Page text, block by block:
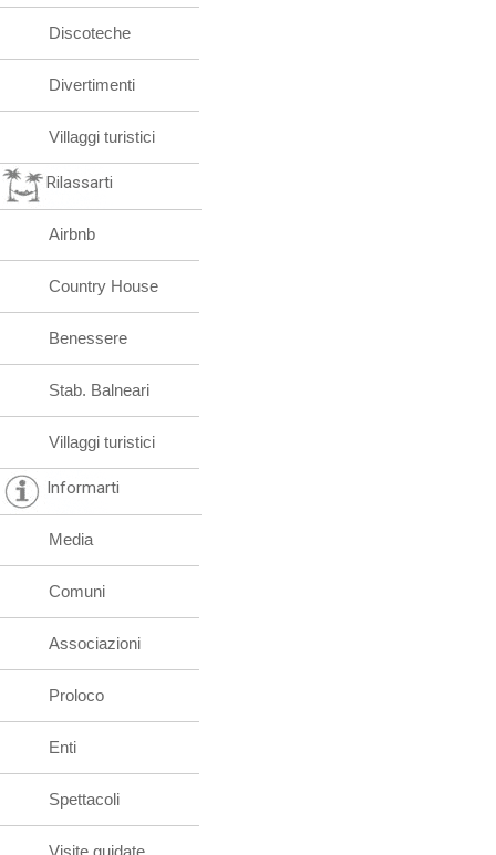
Discoteche
Divertimenti
Villaggi turistici
Rilassarti
Airbnb
Country House
Benessere
Stab. Balneari
Villaggi turistici
Informarti
Media
Comuni
Associazioni
Proloco
Enti
Spettacoli
Visite guidate